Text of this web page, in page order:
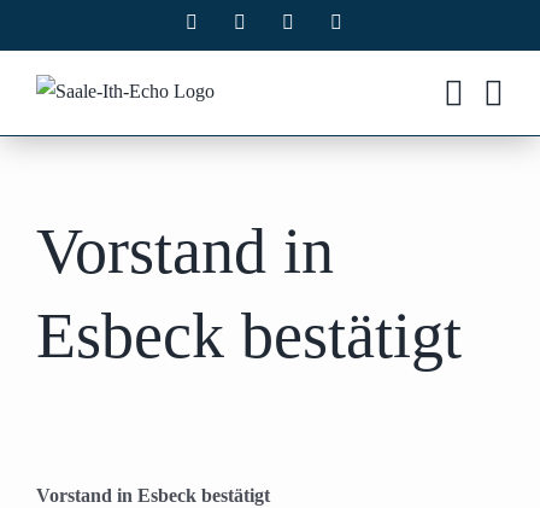
Inhalt
springen
Facebook Instagram
Vorstand in
Esbeck bestätigt
Vorstand in Esbeck bestätigt